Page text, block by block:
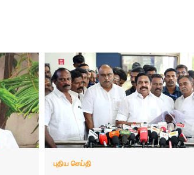
புதிய செய்தி